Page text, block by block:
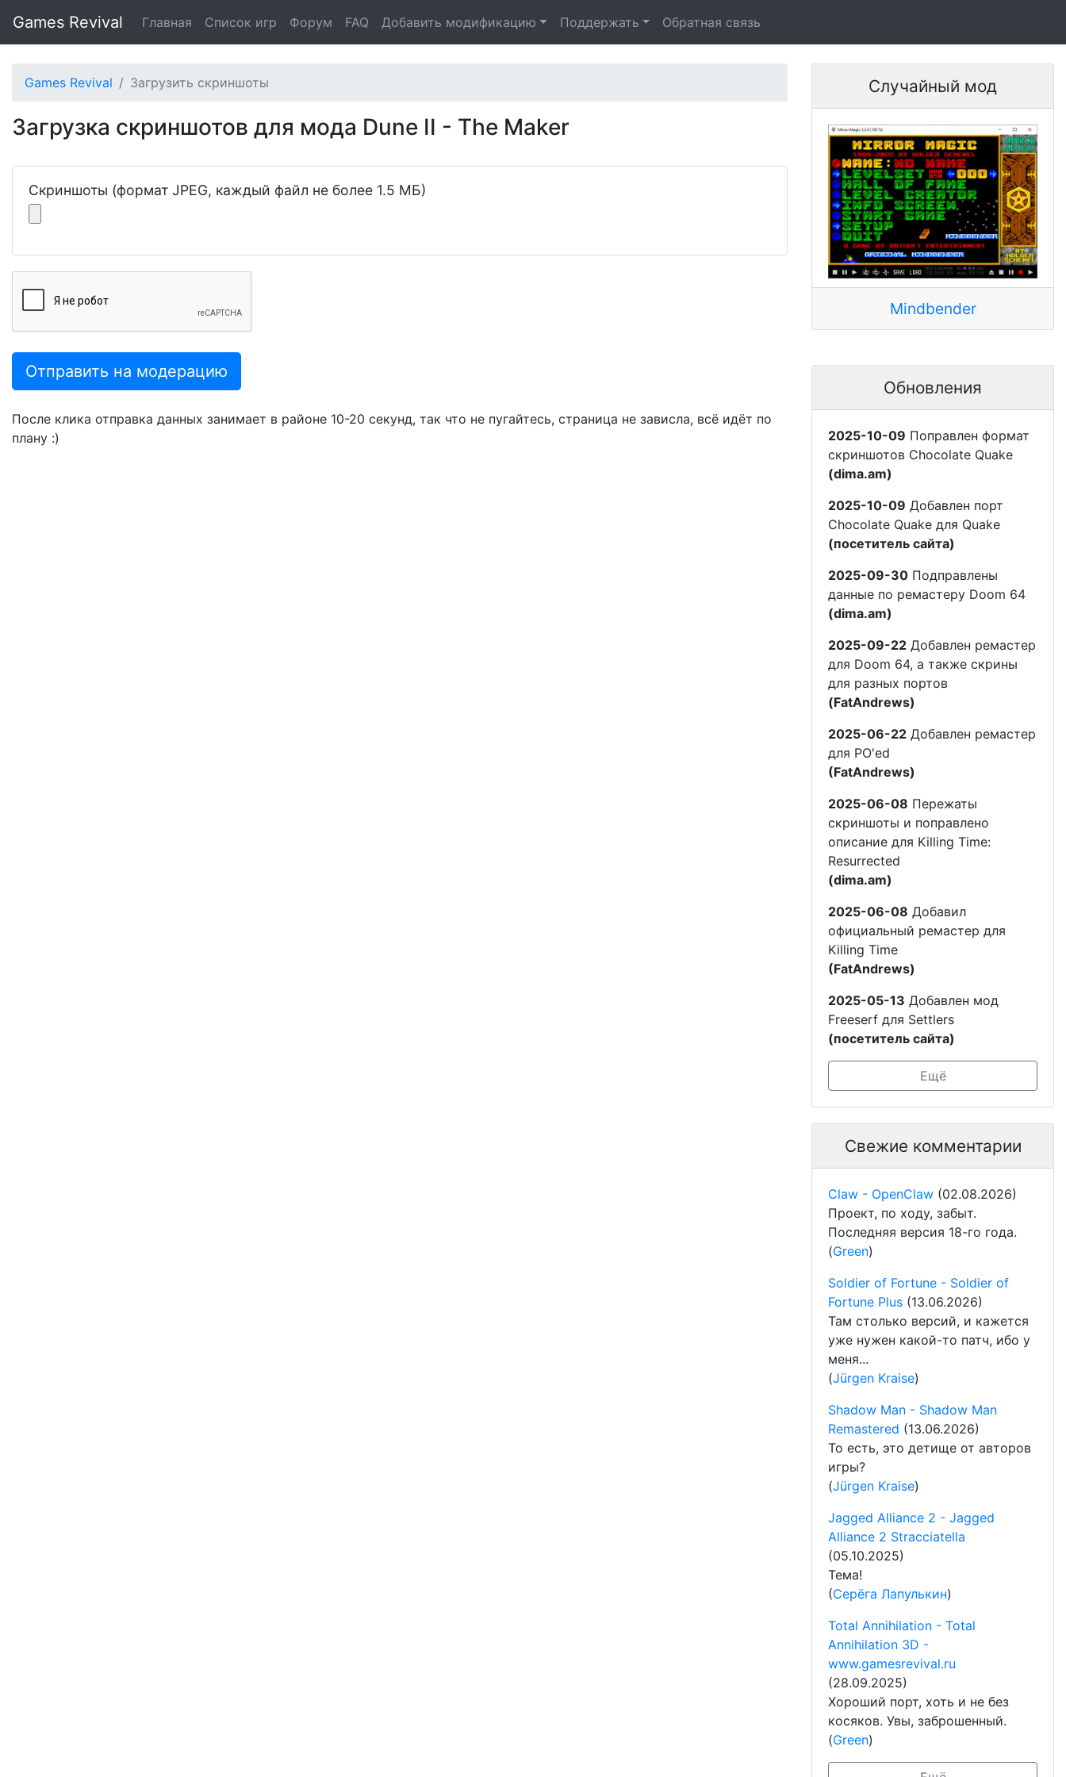
Games Revival Главная Список игр Форум FAQ Добавить модификацию Поддержать Обратная связь
Games Revival Загрузить скриншоты
Загрузка скриншотов для мода Dune II - The Maker
Скриншоты (формат JPEG, каждый файл не более 1.5 МБ)
Отправить на модерацию
После клика отправка данных занимает в районе 10-20 секунд, так что не пугайтесь, страница не зависла, всё идёт по
плану :)
Случайный мод
Mindbender
Обновления
2025-10-09 Поправлен формат
скриншотов Chocolate Quake
(dima.am)
2025-10-09 Добавлен порт
Chocolate Quake для Quake
(посетитель сайта)
2025-09-30 Подправлены
данные по ремастеру Doom 64
(dima.am)
2025-09-22 Добавлен ремастер
для Doom 64, а также скрины
для разных портов
(FatAndrews)
2025-06-22 Добавлен ремастер
для PO'ed
(FatAndrews)
2025-06-08 Пережаты
скриншоты и поправлено
описание для Killing Time:
Resurrected
(dima.am)
2025-06-08 Добавил
официальный ремастер для
Killing Time
(FatAndrews)
2025-05-13 Добавлен мод
Freeserf для Settlers
(посетитель сайта)
Ещё
Свежие комментарии
Claw - OpenClaw (02.08.2026)
Проект, по ходу, забыт.
Последняя версия 18-го года.
(Green)
Soldier of Fortune - Soldier of
Fortune Plus (13.06.2026)
Там столько версий, и кажется
уже нужен какой-то патч, ибо у
меня...
(Jürgen Kraise)
Shadow Man - Shadow Man
Remastered (13.06.2026)
То есть, это детище от авторов
игры?
(Jürgen Kraise)
Jagged Alliance 2 - Jagged
Alliance 2 Stracciatella
(05.10.2025)
Тема!
(Серёга Лапулькин)
Total Annihilation - Total
Annihilation 3D -
www.gamesrevival.ru
(28.09.2025)
Хороший порт, хоть и не без
косяков. Увы, заброшенный.
(Green)